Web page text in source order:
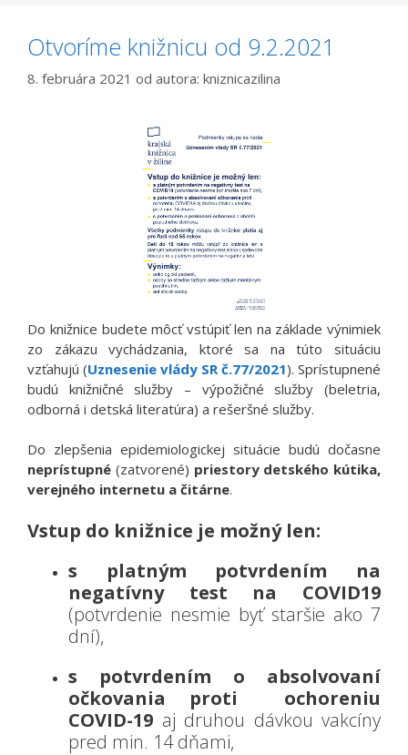
Otvoríme knižnicu od 9.2.2021
8. februára 2021 od autora: kniznicazilina
Do knižnice budete môcť vstúpiť len na základe výnimiek
zo zákazu vychádzania, ktoré sa na túto situáciu
vzťahujú (Uznesenie vlády SR č.77/2021). Sprístupnené
budú knižničné služby – výpožičné služby (beletria,
odborná i detská literatúra) a rešeršné služby.
Do zlepšenia epidemiologickej situácie budú dočasne
neprístupné (zatvorené) priestory detského kútika,
verejného internetu a čitárne.
Vstup do knižnice je možný len:
s platným potvrdením na
negatívny test na COVID19
(potvrdenie nesmie byť staršie ako 7
dní),
s potvrdením o absolvovaní
očkovania proti ochoreniu
COVID-19 aj druhou dávkou vakcíny
pred min. 14 dňami,